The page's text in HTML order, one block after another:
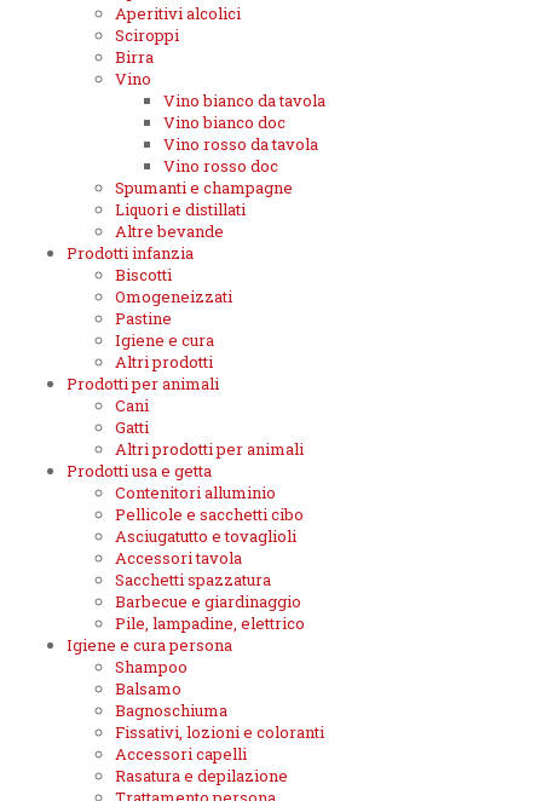
Aperitivi alcolici
Sciroppi
Birra
Vino
Vino bianco da tavola
Vino bianco doc
Vino rosso da tavola
Vino rosso doc
Spumanti e champagne
Liquori e distillati
Altre bevande
Prodotti infanzia
Biscotti
Omogeneizzati
Pastine
Igiene e cura
Altri prodotti
Prodotti per animali
Cani
Gatti
Altri prodotti per animali
Prodotti usa e getta
Contenitori alluminio
Pellicole e sacchetti cibo
Asciugatutto e tovaglioli
Accessori tavola
Sacchetti spazzatura
Barbecue e giardinaggio
Pile, lampadine, elettrico
Igiene e cura persona
Shampoo
Balsamo
Bagnoschiuma
Fissativi, lozioni e coloranti
Accessori capelli
Rasatura e depilazione